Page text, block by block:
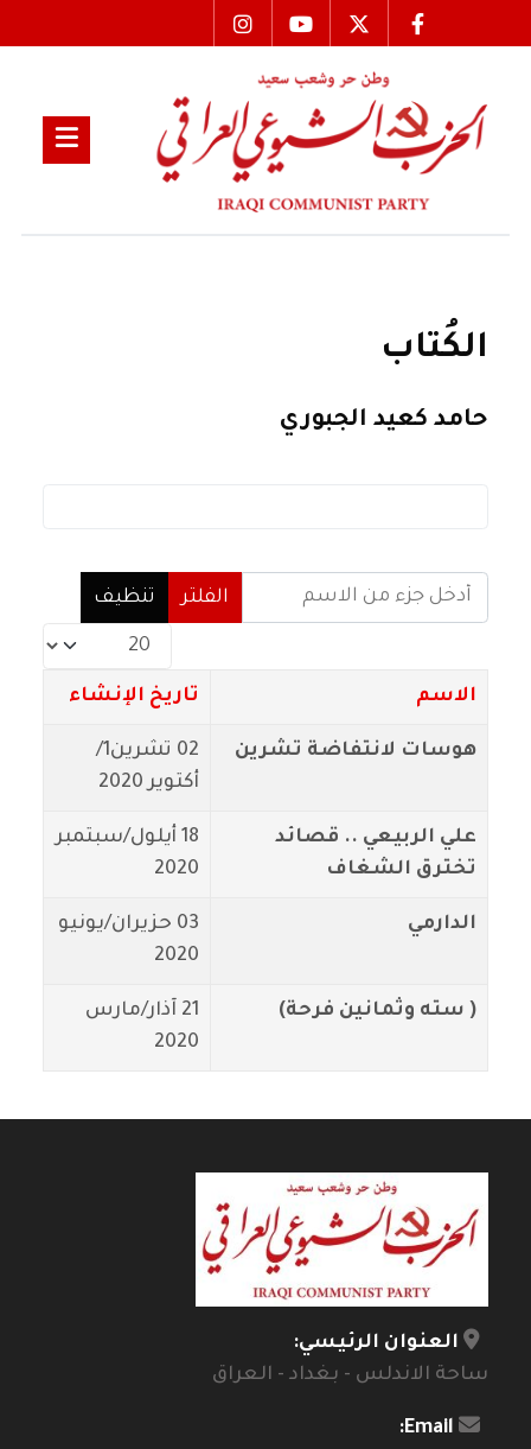
الكُتاب
حامد كعيد الجبوري
أدخل جزء من الاسم
الفلتر
تنظيف
عدد الإظهارات:
الاسم تاريخ الإنشاء
هوسات لانتفاضة تشرين
02 تشرين1/
أكتوير 2020
علي الربيعي .. قصائد
تخترق الشغاف
18 أيلول/سبتمبر
2020
الدارمي
03 حزيران/يونيو
2020
( سته وثمانين فرحة)
21 آذار/مارس
2020
العنوان الرئيسي:
ساحة الاندلس - بغداد - العراق
Email: